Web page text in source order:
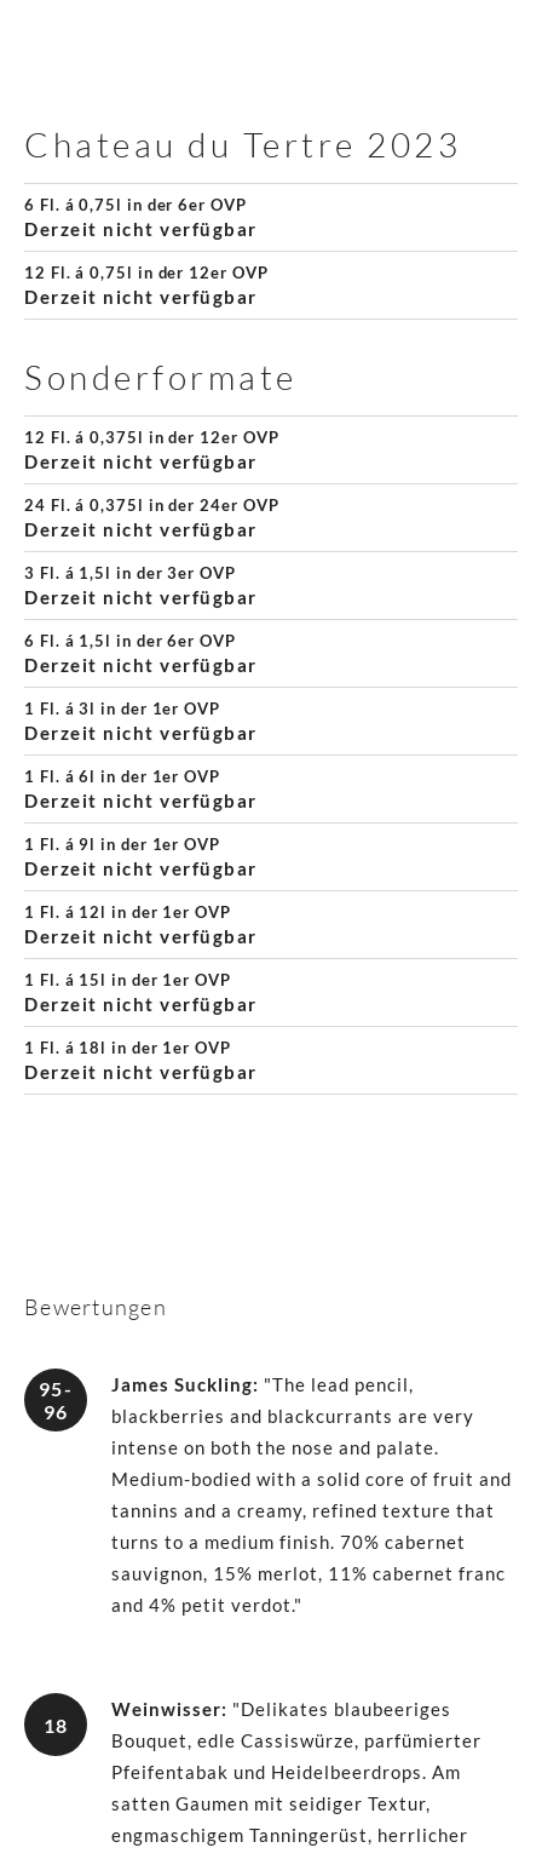
Chateau du Tertre 2023
6 Fl. á 0,75l in der 6er OVP
Derzeit nicht verfügbar
12 Fl. á 0,75l in der 12er OVP
Derzeit nicht verfügbar
Sonderformate
12 Fl. á 0,375l in der 12er OVP
Derzeit nicht verfügbar
24 Fl. á 0,375l in der 24er OVP
Derzeit nicht verfügbar
3 Fl. á 1,5l in der 3er OVP
Derzeit nicht verfügbar
6 Fl. á 1,5l in der 6er OVP
Derzeit nicht verfügbar
1 Fl. á 3l in der 1er OVP
Derzeit nicht verfügbar
1 Fl. á 6l in der 1er OVP
Derzeit nicht verfügbar
1 Fl. á 9l in der 1er OVP
Derzeit nicht verfügbar
1 Fl. á 12l in der 1er OVP
Derzeit nicht verfügbar
1 Fl. á 15l in der 1er OVP
Derzeit nicht verfügbar
1 Fl. á 18l in der 1er OVP
Derzeit nicht verfügbar
Bewertungen
95-
96
James Suckling: "The lead pencil,
blackberries and blackcurrants are very
intense on both the nose and palate.
Medium-bodied with a solid core of fruit and
tannins and a creamy, refined texture that
turns to a medium finish. 70% cabernet
sauvignon, 15% merlot, 11% cabernet franc
and 4% petit verdot."
18
Weinwisser: "Delikates blaubeeriges
Bouquet, edle Cassiswürze, parfümierter
Pfeifentabak und Heidelbeerdrops. Am
satten Gaumen mit seidiger Textur,
engmaschigem Tanningerüst, herrlicher